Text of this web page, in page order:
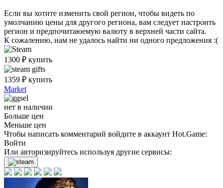
Если вы хотите изменить свой регион, чтобы видеть по
умолчанию цены для другого региона, вам следует настроить
регион и предпочитаюемую валюту в верхней части сайта.
К сожалению, нам не удалось найти ни одного предложения :(
1300 ₽ купить
1359 ₽ купить
Market
нет в наличии
Больше цен
Меньше цен
Чтобы написать комментарий войдите в аккаунт Hot.Game:
Войти
Или авторизируйтесь используя другие сервисы: